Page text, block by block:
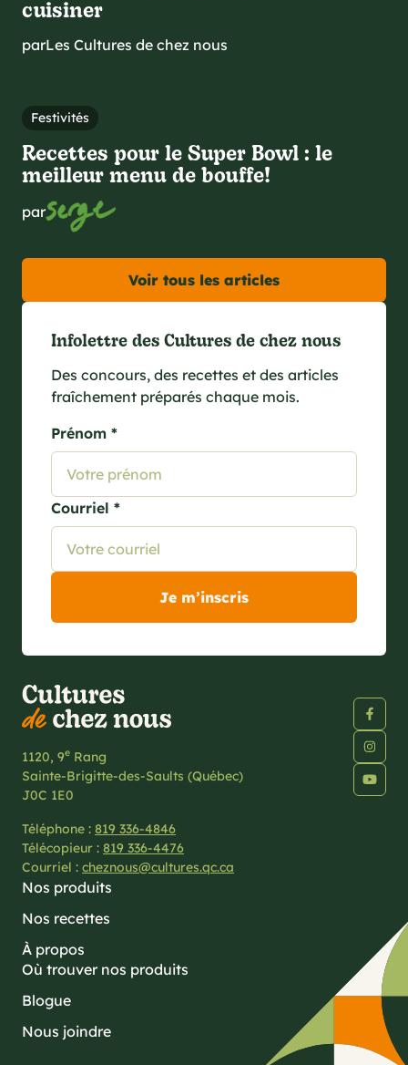
cuisiner
parLes Cultures de chez nous
Festivités
Recettes pour le Super Bowl : le
meilleur menu de bouffe!
par
Voir tous les articles
Infolettre des Cultures de chez nous
Des concours, des recettes et des articles
fraîchement préparés chaque mois.
Prénom *
Courriel *
1120, 9e Rang
Sainte-Brigitte-des-Saults (Québec)
J0C 1E0
Téléphone : 819 336-4846
Télécopieur : 819 336-4476
Courriel : cheznous@cultures.qc.ca
Nos produits
Nos recettes
À propos
Où trouver nos produits
Blogue
Nous joindre